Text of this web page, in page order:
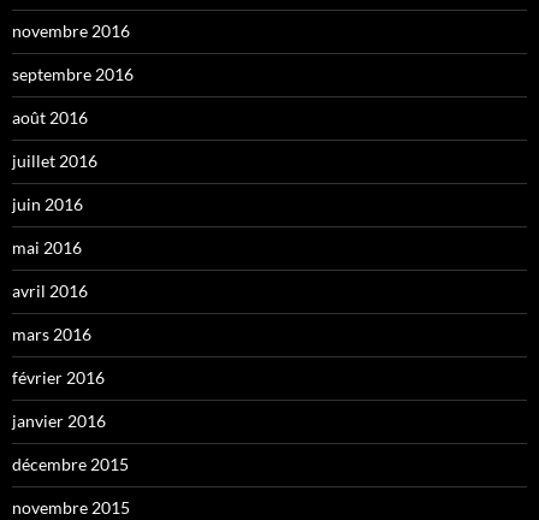
novembre 2016
septembre 2016
août 2016
juillet 2016
juin 2016
mai 2016
avril 2016
mars 2016
février 2016
janvier 2016
décembre 2015
novembre 2015